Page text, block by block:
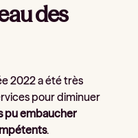
des
2022 a été très
pour diminuer
pu embaucher
.